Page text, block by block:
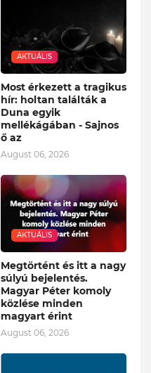
AKTUÁLIS
Most érkezett a tragikus
hír: holtan találták a
Duna egyik
mellékágában - Sajnos
ő az
August 06, 2026
AKTUÁLIS
Megtörtént és itt a nagy
súlyú bejelentés.
Magyar Péter komoly
közlése minden
magyart érint
August 06, 2026